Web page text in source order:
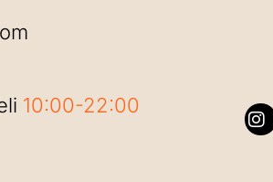
10:00-22:00